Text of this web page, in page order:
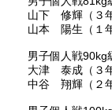
山下 修輝（３
山本 陽生（１
男子個人戦90kg
大津 泰成（３
中谷 翔輝（２